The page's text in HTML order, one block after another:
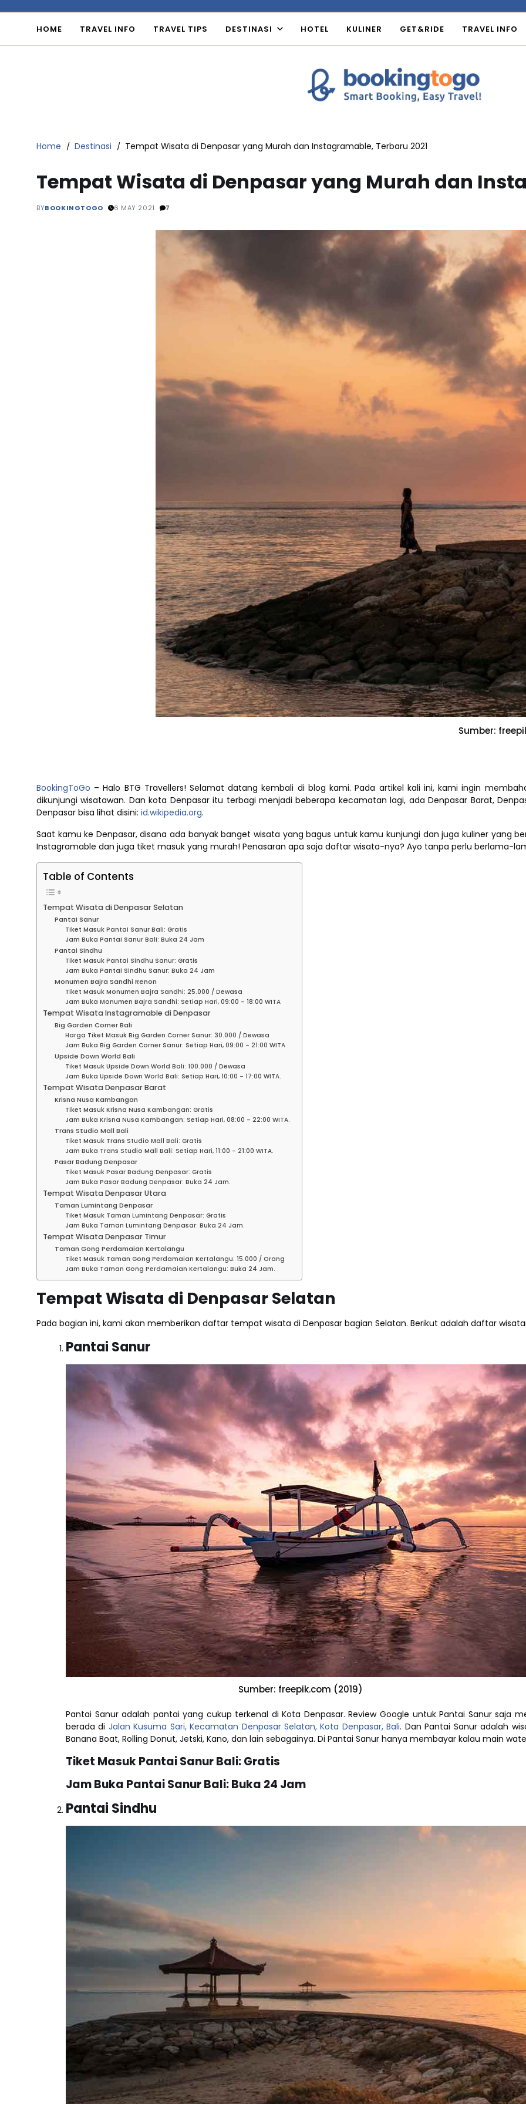
HOME TRAVEL INFO TRAVEL TIPS DESTINASI HOTEL KULINER GET&RIDE TRAVEL INFO
Home Destinasi Tempat Wisata di Denpasar yang Murah dan Instagramable, Terbaru 2021
Tempat Wisata di Denpasar yang Murah dan
BYBOOKINGTOGO 6 MAY 2021 7
Sumber:
BookingToGo – Halo BTG Travellers! Selamat datang kembali di blog kami. Pada artikel kali ini, kami ingin
dikunjungi wisatawan. Dan kota Denpasar itu terbagi menjadi beberapa kecamatan lagi, ada Denpasar Barat,
Denpasar bisa lihat disini: id.wikipedia.org.
Saat kamu ke Denpasar, disana ada banyak banget wisata yang bagus untuk kamu kunjungi dan juga kuliner
Instagramable dan juga tiket masuk yang murah! Penasaran apa saja daftar wisata-nya? Ayo tanpa perlu berlama-
Table of Contents
Tempat Wisata di Denpasar Selatan
Pantai Sanur
Tiket Masuk Pantai Sanur Bali: Gratis
Jam Buka Pantai Sanur Bali: Buka 24 Jam
Pantai Sindhu
Tiket Masuk Pantai Sindhu Sanur: Gratis
Jam Buka Pantai Sindhu Sanur: Buka 24 Jam
Monumen Bajra Sandhi Renon
Tiket Masuk Monumen Bajra Sandhi: 25.000 / Dewasa
Jam Buka Monumen Bajra Sandhi: Setiap Hari, 09:00 – 18:00 WITA
Tempat Wisata Instagramable di Denpasar
Big Garden Corner Bali
Harga Tiket Masuk Big Garden Corner Sanur: 30.000 / Dewasa
Jam Buka Big Garden Corner Sanur: Setiap Hari, 09:00 – 21:00 WITA
Upside Down World Bali
Tiket Masuk Upside Down World Bali: 100.000 / Dewasa
Jam Buka Upside Down World Bali: Setiap Hari, 10:00 – 17:00 WITA.
Tempat Wisata Denpasar Barat
Krisna Nusa Kambangan
Tiket Masuk Krisna Nusa Kambangan: Gratis
Jam Buka Krisna Nusa Kambangan: Setiap Hari, 08:00 – 22:00 WITA.
Trans Studio Mall Bali
Tiket Masuk Trans Studio Mall Bali: Gratis
Jam Buka Trans Studio Mall Bali: Setiap Hari, 11:00 – 21:00 WITA.
Pasar Badung Denpasar
Tiket Masuk Pasar Badung Denpasar: Gratis
Jam Buka Pasar Badung Denpasar: Buka 24 Jam.
Tempat Wisata Denpasar Utara
Taman Lumintang Denpasar
Tiket Masuk Taman Lumintang Denpasar: Gratis
Jam Buka Taman Lumintang Denpasar: Buka 24 Jam.
Tempat Wisata Denpasar Timur
Taman Gong Perdamaian Kertalangu
Tiket Masuk Taman Gong Perdamaian Kertalangu: 15.000 / Orang
Jam Buka Taman Gong Perdamaian Kertalangu: Buka 24 Jam.
Tempat Wisata di Denpasar Selatan
Pada bagian ini, kami akan memberikan daftar tempat wisata di Denpasar bagian Selatan. Berikut adalah daftar
Pantai Sanur
Sumber: freepik.com (2019)
Pantai Sanur adalah pantai yang cukup terkenal di Kota Denpasar. Review Google untuk Pantai Sanur
berada di Jalan Kusuma Sari, Kecamatan Denpasar Selatan, Kota Denpasar, Bali. Dan Pantai Sanur adalah
Banana Boat, Rolling Donut, Jetski, Kano, dan lain sebagainya. Di Pantai Sanur hanya membayar kalau main
Tiket Masuk Pantai Sanur Bali:Gratis
Jam Buka Pantai Sanur Bali:Buka 24 Jam
Pantai Sindhu